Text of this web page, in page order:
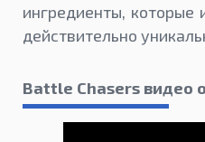
ингредиенты, которые
действительно
Battle Chasers видео